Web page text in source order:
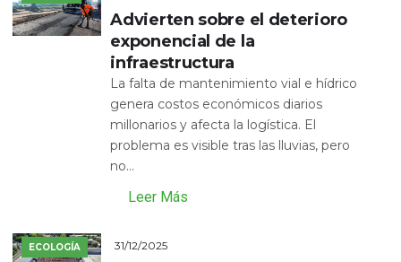
Advierten sobre el deterioro
exponencial de la
infraestructura
La falta de mantenimiento vial e hídrico
genera costos económicos diarios
millonarios y afecta la logística. El
problema es visible tras las lluvias, pero
no...
Leer Más
ECOLOGÍA 31/12/2025